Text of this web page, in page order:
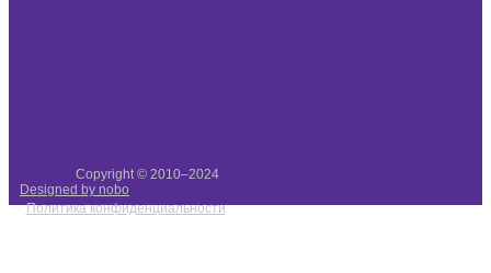
Copyright © 2010–2024
Designed by nobo
Политика конфиденциальности